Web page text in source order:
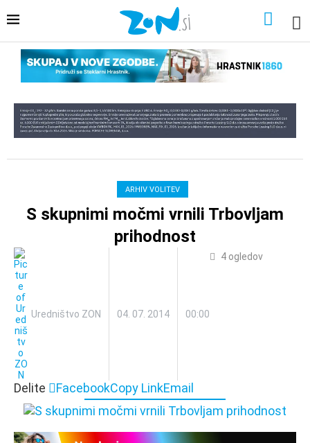
ARHIV VOLITEV
S skupnimi močmi vrnili Trbovljam
prihodnost
Uredništvo ZON 04. 07. 2014 00:00
4 ogledov
Delite FacebookCopy LinkEmail